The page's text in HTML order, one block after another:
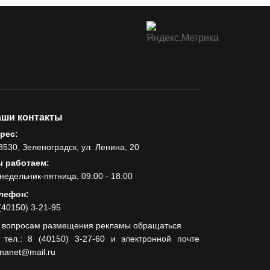
контакты
Зеленоградск, ул. Ленина, 20
работаем:
пятница, 09:00 - 18:00
3-21-95
размещения рекламы обращаться
тел.: 8 (40150) 3-27-60 и электронной почте